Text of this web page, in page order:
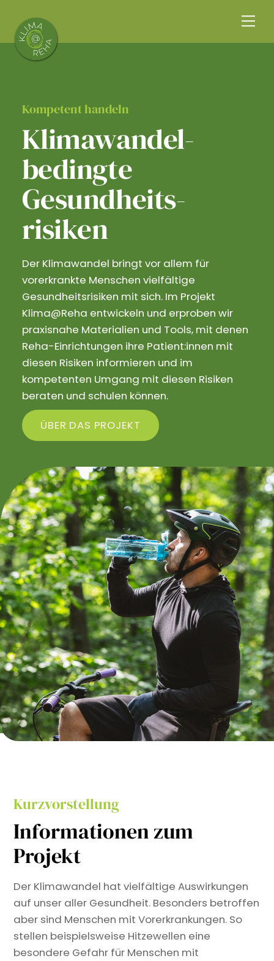
content
Kompetent handeln
Klimawandel­
bedingte
Gesundheits­
risiken
Der Klimawandel bringt vor allem für
vorerkrankte Menschen vielfältige
Gesundheitsrisiken mit sich. Im Projekt
Klima@Reha entwickeln und erproben wir
praxisnahe Materialien und Tools, mit denen
Reha-Einrichtungen ihre Patient:innen mit
diesen Risiken informieren und im
kompetenten Umgang mit diesen Risiken
beraten und schulen können.
ÜBER DAS PROJEKT
Kurzvorstellung
Informationen zum
Projekt
Der Klimawandel hat vielfältige Auswirkungen
auf unser aller Gesundheit. Besonders betroffen
aber sind Menschen mit Vorerkrankungen. So
stellen beispielsweise Hitzewellen eine
besondere Gefahr für Menschen mit